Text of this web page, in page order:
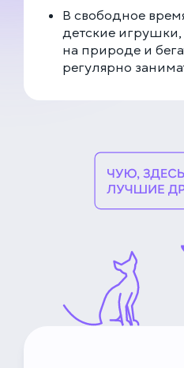
В свободное
детские игрушки,
на природе и
регулярно